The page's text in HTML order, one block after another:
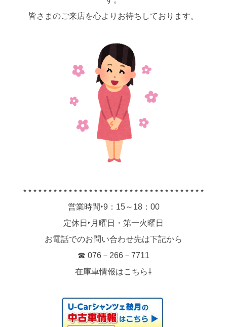
皆さまのご来店を心よりお待ちしております。
⋆⋆⋆⋆⋆⋆⋆⋆⋆⋆⋆⋆⋆⋆⋆⋆⋆⋆⋆⋆⋆⋆⋆⋆⋆⋆⋆⋆⋆⋆⋆⋆⋆⋆⋆⋆
営業時間‣9：15～18：00
定休日‣月曜日・第一火曜日
お電話でのお問い合わせ先は下記から
☎ 076－266－7711
在庫車情報はこちら⇩